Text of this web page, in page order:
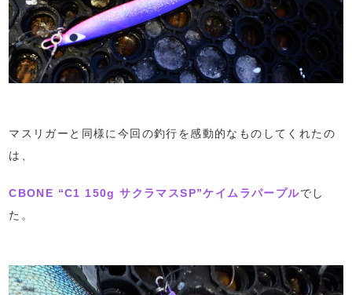
マスリガーと同様に今回の釣行を感動的なものしてくれたの
は、
CBONE “C1 150g サクラマスSP”ケイムラパープルでし
た。